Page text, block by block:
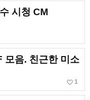
시청 CM
모음. 친근한 미소
favorite_border 1